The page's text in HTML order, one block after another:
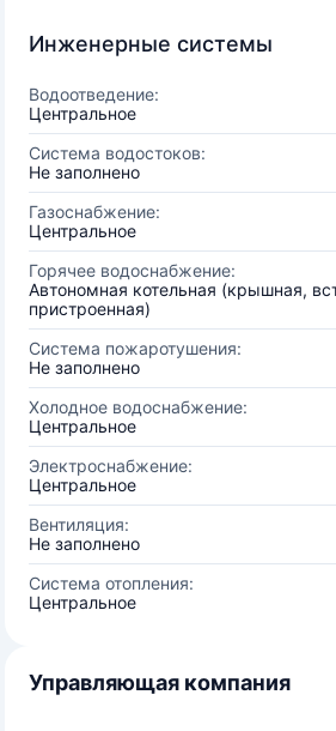
Инженерные системы
Водоотведение:
Центральное
Система водостоков:
Не заполнено
Газоснабжение:
Центральное
Горячее водоснабжение:
Автономная котельная (крышная,
пристроенная)
Система пожаротушения:
Не заполнено
Холодное водоснабжение:
Центральное
Электроснабжение:
Центральное
Вентиляция:
Не заполнено
Система отопления:
Центральное
Управляющая компания